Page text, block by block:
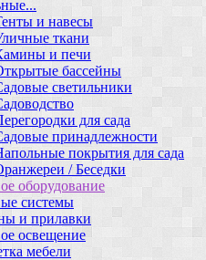
и навесы
ткани
и печи
бассейны
светильники
для сада
принадлежности
покрытия для сада
/ Беседки
оборудование
системы
и прилавки
освещение
мебели